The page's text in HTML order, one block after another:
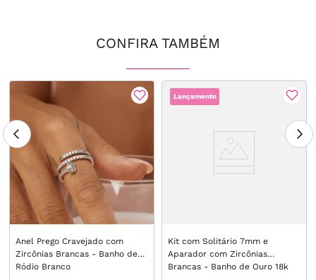
CONFIRA TAMBÉM
Anel Prego Cravejado com
Zircônias Brancas - Banho de
Ródio Branco
Lançamento
Kit com Solitário 7mm e
Aparador com Zircônias
Brancas - Banho de Ouro 18k